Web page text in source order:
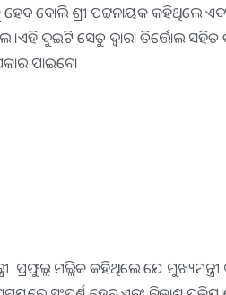
ବୋଲି ଶ୍ରୀ ପଟ୍ଟନାୟକ କହିଥିଲେ
ଦୁଇଟି ସେତୁ ଦ୍ବାରା ତିର୍ତ୍ତୋଲ
ପାଇବେ।
ପ୍ରଫୁଲ୍ଲ ମଲ୍ଲିକ କହିଥିଲେ ଯେ